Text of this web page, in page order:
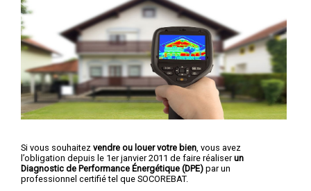
Si vous souhaitez vendre ou louer votre bien , vous avez
l’obligation depuis le 1er janvier 2011 de faire réaliserun
Diagnostic de Performance Énergétique (DPE) par un
professionnel certifié tel que SOCOREBAT.